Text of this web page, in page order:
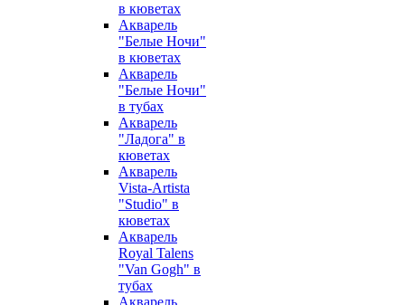
в кюветах
Акварель
"Белые Ночи"
в кюветах
Акварель
"Белые Ночи"
в тубах
Акварель
"Ладога" в
кюветах
Акварель
Vista-Artista
"Studio" в
кюветах
Акварель
Royal Talens
"Van Gogh" в
тубах
Акварель